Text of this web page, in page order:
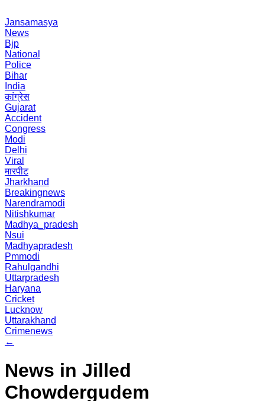
Jansamasya
News
Bjp
National
Police
Bihar
India
कांग्रेस
Gujarat
Accident
Congress
Modi
Delhi
Viral
मारपीट
Jharkhand
Breakingnews
Narendramodi
Nitishkumar
Madhya_pradesh
Nsui
Madhyapradesh
Pmmodi
Rahulgandhi
Uttarpradesh
Haryana
Cricket
Lucknow
Uttarakhand
Crimenews
←
News in Jilled
Chowdergudem